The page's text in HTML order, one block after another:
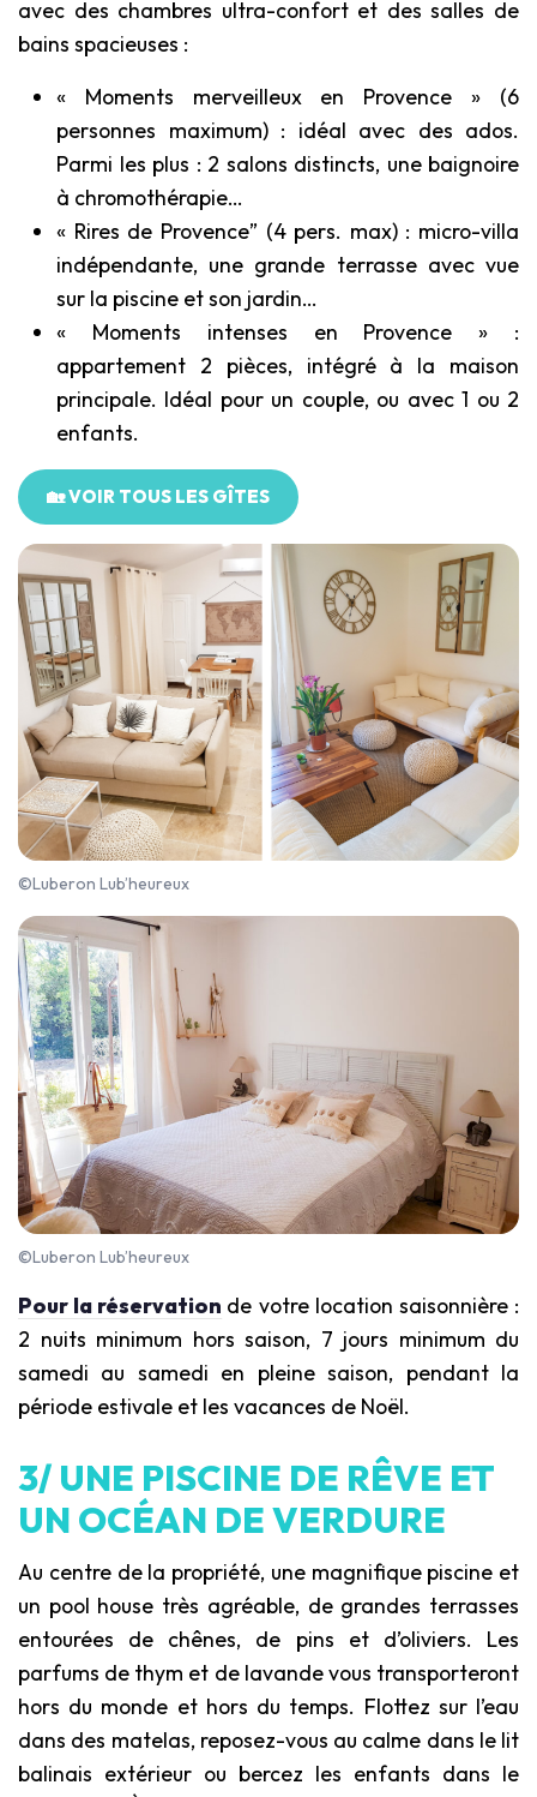
avec des chambres ultra-confort et des salles de
bains spacieuses :
« Moments merveilleux en Provence » (6
personnes maximum) : idéal avec des ados.
Parmi les plus : 2 salons distincts, une baignoire
à chromothérapie…
« Rires de Provence” (4 pers. max) : micro-villa
indépendante, une grande terrasse avec vue
sur la piscine et son jardin…
« Moments intenses en Provence » :
appartement 2 pièces, intégré à la maison
principale. Idéal pour un couple, ou avec 1 ou 2
enfants.
🏡 VOIR TOUS LES GÎTES
©Luberon Lub’heureux
©Luberon Lub’heureux
Pour la réservation de votre location saisonnière :
2 nuits minimum hors saison, 7 jours minimum du
samedi au samedi en pleine saison, pendant la
période estivale et les vacances de Noël.
3/ UNE PISCINE DE RÊVE ET
UN OCÉAN DE VERDURE
Au centre de la propriété, une magnifique piscine et
un pool house très agréable, de grandes terrasses
entourées de chênes, de pins et d’oliviers. Les
parfums de thym et de lavande vous transporteront
hors du monde et hors du temps. Flottez sur l’eau
dans des matelas, reposez-vous au calme dans le lit
balinais extérieur ou bercez les enfants dans le